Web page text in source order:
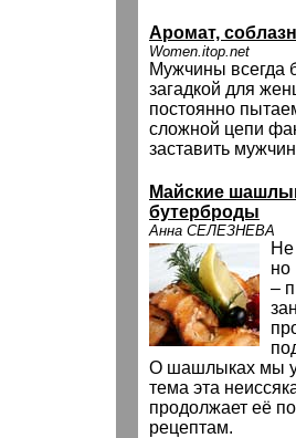
Аромат,
Women.itop.net
Мужчины всегда
загадкой для
постоянно
сложной цепи
заставить
Майские
бутерброды
Анна СЕЛЕЗНЕВА
Не
но
–
О шашлыках мы
тема эта
продолжает её
рецептам.